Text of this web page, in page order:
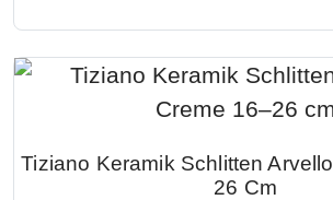
Tiziano Keramik Schlitten
26 Cm